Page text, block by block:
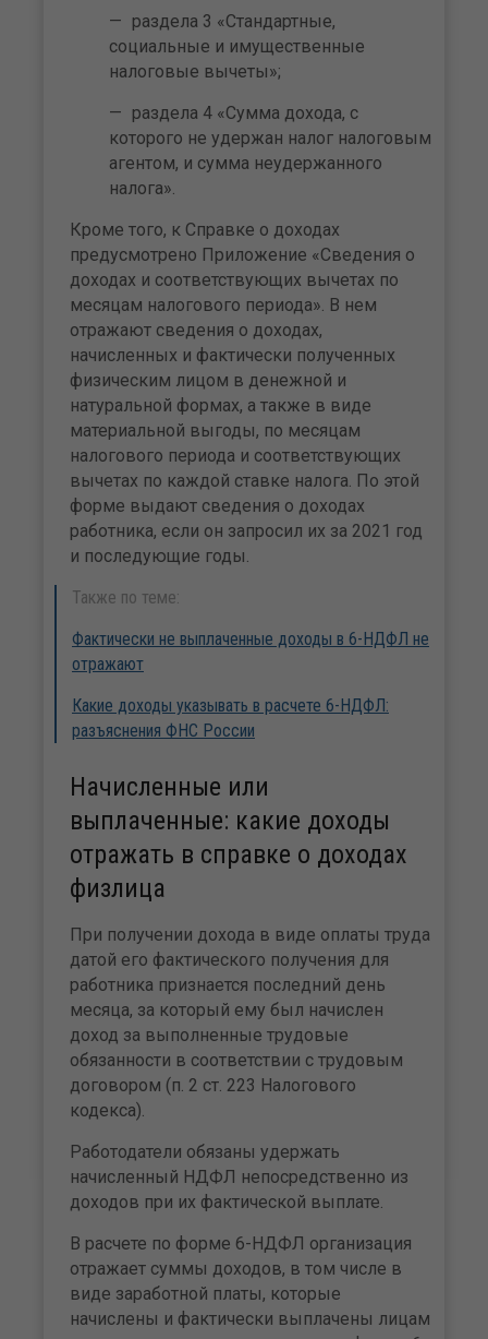
раздела 3 «Стандартные,
социальные и имущественные
налоговые вычеты»;
раздела 4 «Сумма дохода, с
которого не удержан налог налоговым
агентом, и сумма неудержанного
налога».
Кроме того, к Справке о доходах
предусмотрено Приложение «Сведения о
доходах и соответствующих вычетах по
месяцам налогового периода». В нем
отражают сведения о доходах,
начисленных и фактически полученных
физическим лицом в денежной и
натуральной формах, а также в виде
материальной выгоды, по месяцам
налогового периода и соответствующих
вычетах по каждой ставке налога. По этой
форме выдают сведения о доходах
работника, если он запросил их за 2021 год
и последующие годы.
Также по теме:
Фактически не выплаченные доходы в 6-НДФЛ не
отражают
Какие доходы указывать в расчете 6-НДФЛ:
разъяснения ФНС России
Начисленные или
выплаченные: какие доходы
отражать в справке о доходах
физлица
При получении дохода в виде оплаты труда
датой его фактического получения для
работника признается последний день
месяца, за который ему был начислен
доход за выполненные трудовые
обязанности в соответствии с трудовым
договором (п. 2 ст. 223 Налогового
кодекса).
Работодатели обязаны удержать
начисленный НДФЛ непосредственно из
доходов при их фактической выплате.
В расчете по форме 6-НДФЛ организация
отражает суммы доходов, в том числе в
виде заработной платы, которые
начислены и фактически выплачены лицам